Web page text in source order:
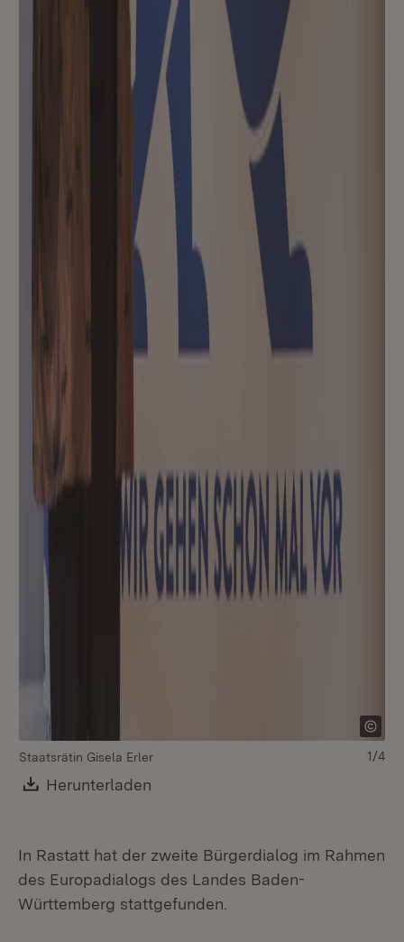
Staatsrätin Gisela Erler
Download:
Herunterladen
1/4
In Rastatt hat der zweite Bürgerdialog im Rahmen
des Europadialogs des Landes Baden-
Württemberg stattgefunden.